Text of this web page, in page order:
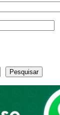
Pesquisar